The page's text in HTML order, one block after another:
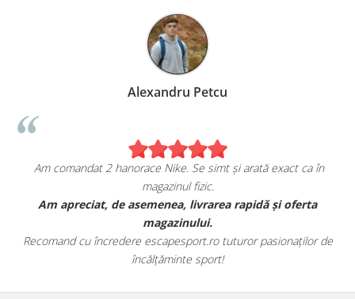
Alexandru Petcu
Am comandat 2 hanorace Nike. Se simt și arată exact ca în
magazinul fizic.
Am apreciat, de asemenea, livrarea rapidă și oferta
magazinului.
Recomand cu încredere escapesport.ro tuturor pasionaților de
încălțăminte sport!